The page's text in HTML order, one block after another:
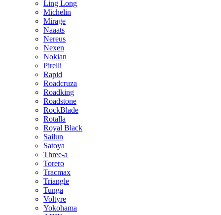
Ling Long
Michelin
Mirage
Naaats
Nereus
Nexen
Nokian
Pirelli
Rapid
Roadcruza
Roadking
Roadstone
RockBlade
Rotalla
Royal Black
Sailun
Satoya
Three-a
Torero
Tracmax
Triangle
Tunga
Voltyre
Yokohama